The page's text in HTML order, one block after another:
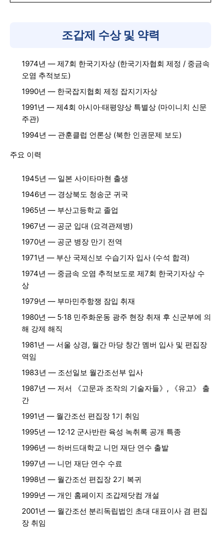
조갑제 수상 및 약력
1974년 — 제7회 한국기자상 (한국기자협회 제정 / 중금속
오염 추적보도)
1990년 — 한국잡지협회 제정 잡지기자상
1991년 — 제4회 아시아·태평양상 특별상 (마이니치 신문
주관)
1994년 — 관훈클럽 언론상 (북한 인권문제 보도)
주요 이력
1945년 — 일본 사이타마현 출생
1946년 — 경상북도 청송군 귀국
1965년 — 부산고등학교 졸업
1967년 — 공군 입대 (요격관제병)
1970년 — 공군 병장 만기 전역
1971년 — 부산 국제신보 수습기자 입사 (수석 합격)
1974년 — 중금속 오염 추적보도로 제7회 한국기자상 수
상
1979년 — 부마민주항쟁 잠입 취재
1980년 — 5·18 민주화운동 광주 현장 취재 후 신군부에 의
해 강제 해직
1981년 — 서울 상경, 월간 마당 창간 멤버 입사 및 편집장
역임
1983년 — 조선일보 월간조선부 입사
1987년 — 저서 《고문과 조작의 기술자들》, 《유고》 출
간
1991년 — 월간조선 편집장 1기 취임
1995년 — 12·12 군사반란 육성 녹취록 공개 특종
1996년 — 하버드대학교 니먼 재단 연수 출발
1997년 — 니먼 재단 연수 수료
1998년 — 월간조선 편집장 2기 복귀
1999년 — 개인 홈페이지 조갑제닷컴 개설
2001년 — 월간조선 분리독립법인 초대 대표이사 겸 편집
장 취임